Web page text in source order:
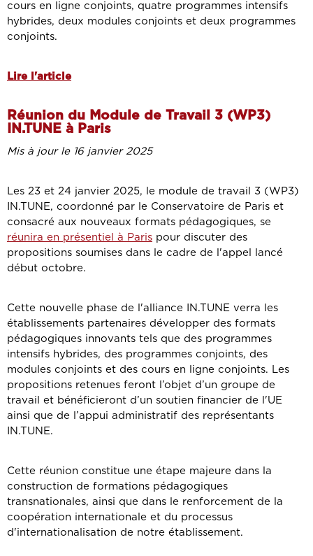
cours en ligne conjoints, quatre programmes intensifs
hybrides, deux modules conjoints et deux programmes
conjoints.
Lire l'article
Réunion du Module de Travail 3 (WP3)
IN.TUNE à Paris
Mis à jour le 16 janvier 2025
Les 23 et 24 janvier 2025, le module de travail 3 (WP3)
IN.TUNE, coordonné par le Conservatoire de Paris et
consacré aux nouveaux formats pédagogiques, se
réunira en présentiel à Paris pour discuter des
propositions soumises dans le cadre de l'appel lancé
début octobre.
Cette nouvelle phase de l'alliance IN.TUNE verra les
établissements partenaires développer des formats
pédagogiques innovants tels que des programmes
intensifs hybrides, des programmes conjoints, des
modules conjoints et des cours en ligne conjoints. Les
propositions retenues feront l’objet d’un groupe de
travail et bénéficieront d’un soutien financier de l'UE
ainsi que de l’appui administratif des représentants
IN.TUNE.
Cette réunion constitue une étape majeure dans la
construction de formations pédagogiques
transnationales, ainsi que dans le renforcement de la
coopération internationale et du processus
d'internationalisation de notre établissement.